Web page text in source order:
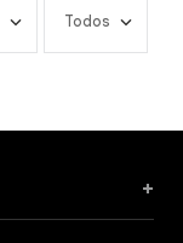
Todos
+